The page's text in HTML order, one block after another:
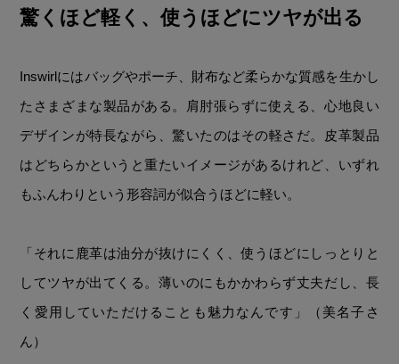
驚くほど軽く、使うほどにツヤが出る
Inswirlにはバッグやポーチ、財布など柔らかな質感を生かし
たさまざまな製品がある。肩肘張らずに使える、心地良い
デザインが特長ながら、驚いたのはその軽さだ。皮革製品
はどちらかというと重たいイメージがあるけれど、いずれ
もふんわりという形容詞が似合うほどに軽い。
「それに鹿革は油分が抜けにくく、使うほどにしっとりと
してツヤが出てくる。薄いのにもかかわらず丈夫だし、長
く愛用していただけることも魅力なんです」（美名子さ
ん）